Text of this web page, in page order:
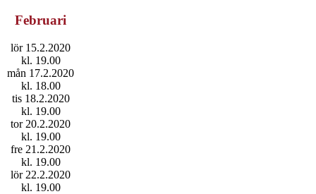
Februari
lör 15.2.2020
kl. 19.00
mån 17.2.2020
kl. 18.00
tis 18.2.2020
kl. 19.00
tor 20.2.2020
kl. 19.00
fre 21.2.2020
kl. 19.00
lör 22.2.2020
kl. 19.00